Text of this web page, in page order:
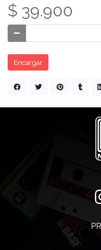
$ 39.900
Encargar